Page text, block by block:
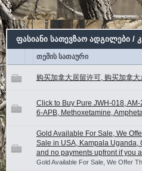
ფასიანი სათევზაო ადგილები /
თემის სათაური
购买加拿大居留许可, 购买加拿
Click to Buy Pure JWH-018,
6-APB, Methoxetamine,
Gold Available For Sale, We
Sale in USA, Kampala Uganda,
and no payments upfront if you
Gold Available For Sale, We Offer